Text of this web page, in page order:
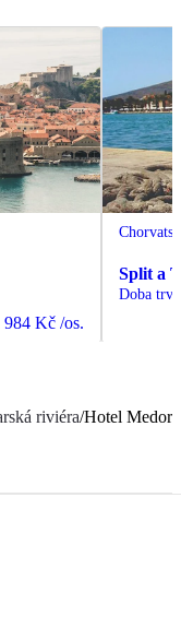
984 Kč /os.
Split a
Doba
riviéra/Hotel